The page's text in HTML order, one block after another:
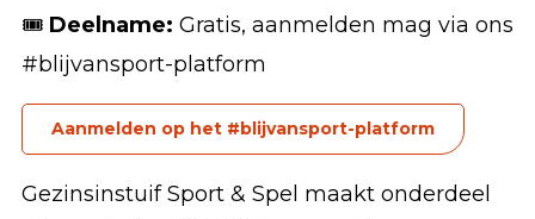
🎟️ Deelname: Gratis, aanmelden mag via ons
#blijvansport-platform
Aanmelden op het #blijvansport-platform
Gezinsinstuif Sport & Spel maakt onderdeel